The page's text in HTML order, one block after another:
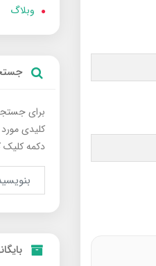
وبلاگ
برای
کلیدی
دکمه کلیک